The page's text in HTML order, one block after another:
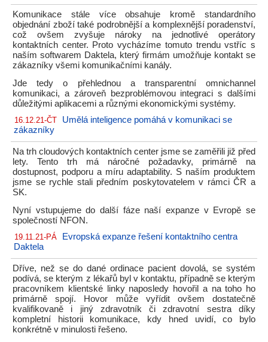
Komunikace stále více obsahuje kromě standardního
objednání zboží také podrobnější a komplexnější poradenství,
což ovšem zvyšuje nároky na jednotlivé operátory
kontaktních center. Proto vycházíme tomuto trendu vstříc s
naším softwarem Daktela, který firmám umožňuje kontakt se
zákazníky všemi komunikačními kanály.
Jde tedy o přehlednou a transparentní omnichannel
komunikaci, a zároveň bezproblémovou integraci s dalšími
důležitými aplikacemi a různými ekonomickými systémy.
16.12.21-ČT
Umělá inteligence pomáhá v komunikaci se
zákazníky
Na trh cloudových kontaktních center jsme se zaměřili již před
lety. Tento trh má náročné požadavky, primárně na
dostupnost, podporu a míru adaptability. S naším produktem
jsme se rychle stali předním poskytovatelem v rámci ČR a
SK.
Nyní vstupujeme do další fáze naší expanze v Evropě se
společností NFON.
19.11.21-PÁ
Evropská expanze řešení kontaktního centra
Daktela
Dříve, než se do dané ordinace pacient dovolá, se systém
podívá, se kterým z lékařů byl v kontaktu, případně se kterým
pracovníkem klientské linky naposledy hovořil a na toho ho
primárně spojí. Hovor může vyřídit ovšem dostatečně
kvalifikovaně i jiný zdravotník či zdravotní sestra díky
kompletní historii komunikace, kdy hned uvidí, co bylo
konkrétně v minulosti řešeno.